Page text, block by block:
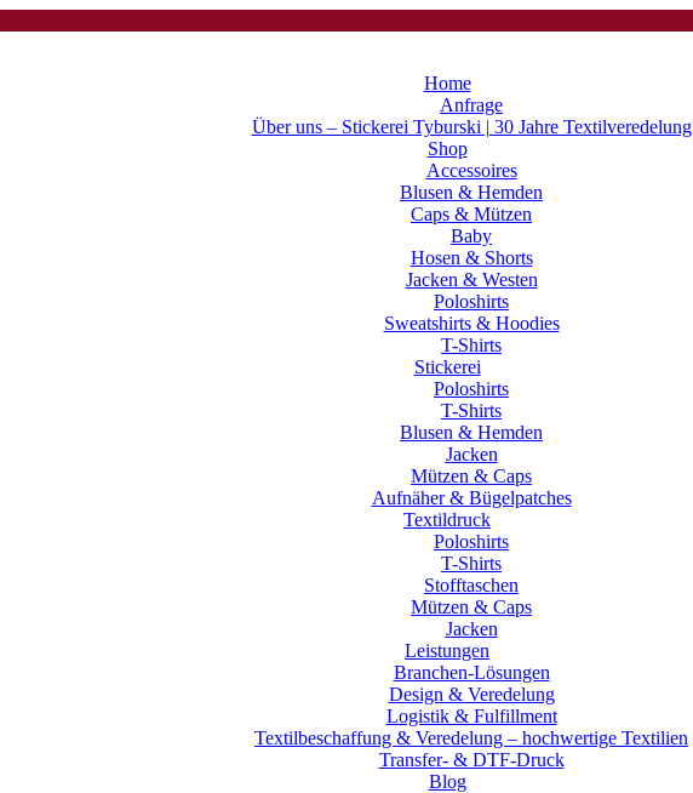
Home
Anfrage
Über uns – Stickerei Tyburski | 30 Jahre Textilveredelung
Shop
Accessoires
Blusen & Hemden
Caps & Mützen
Baby
Hosen & Shorts
Jacken & Westen
Poloshirts
Sweatshirts & Hoodies
T-Shirts
Stickerei
Poloshirts
T-Shirts
Blusen & Hemden
Jacken
Mützen & Caps
Aufnäher & Bügelpatches
Textildruck
Poloshirts
T-Shirts
Stofftaschen
Mützen & Caps
Jacken
Leistungen
Branchen-Lösungen
Design & Veredelung
Logistik & Fulfillment
Textilbeschaffung & Veredelung – hochwertige Textilien
Transfer- & DTF-Druck
Blog